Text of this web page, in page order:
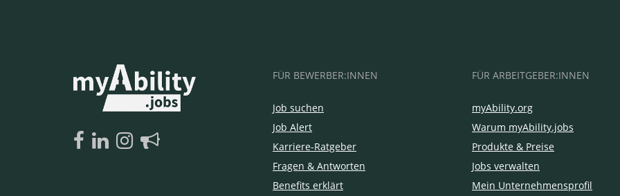
FÜR BEWERBER:INNEN
Job suchen
Job Alert
Karriere-Ratgeber
Fragen & Antworten
Benefits erklärt
FÜR ARBEITGEBER:INNEN
myAbility.org
Warum myAbility.jobs
Produkte & Preise
Jobs verwalten
Mein Unternehmensprofil